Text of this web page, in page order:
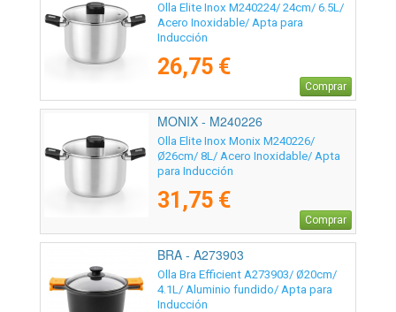
Olla Elite Inox M240224/ 24cm/ 6.5L/
Acero Inoxidable/ Apta para
Inducción
26,75 €
Comprar
MONIX - M240226
Olla Elite Inox Monix M240226/
Ø26cm/ 8L/ Acero Inoxidable/ Apta
para Inducción
31,75 €
Comprar
BRA - A273903
Olla Bra Efficient A273903/ Ø20cm/
4.1L/ Aluminio fundido/ Apta para
Inducción